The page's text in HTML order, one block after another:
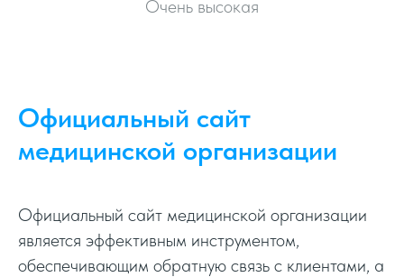
Очень высокая
Официальный сайт
медицинской организации
Официальный сайт медицинской организации
является эффективным инструментом,
обеспечивающим обратную связь с клиентами, а